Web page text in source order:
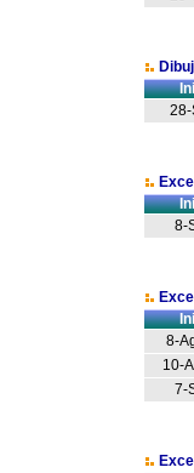
28-
8-
8-
10-
7-